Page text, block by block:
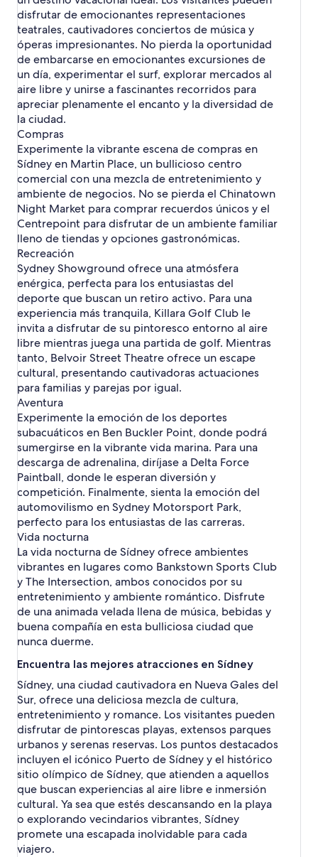
e
l
e
s
n
S
í
d
n
e
s
a
d
S
t
a
r
C
a
i
n
o
l
o
o
h
o
t
e
l
e
s
n
S
í
d
n
e
y
u
e
i
l
h
o
t
l
e
s
S
í
d
n
e
y
l
y
f
i
e
l
d
h
o
t
e
l
s
c
m
h
o
n
s
P
o
n
t
h
o
t
e
e
s
Z
o
n
a
c
o
m
e
r
c
i
a
l
p
i
t
J
u
n
t
i
o
n
h
o
e
l
e
s
a
d
e
H
a
y
m
a
r
k
e
t
o
t
e
l
e
n
a
e
S
t
a
n
m
r
e
h
o
t
e
e
s
g
i
n
a
d
e
C
o
n
c
e
j
o
d
l
a
c
u
d
d
d
e
S
d
n
e
y
h
o
t
e
e
s
p
á
g
i
n
a
d
e
K
i
n
g
C
r
o
s
s
h
t
e
l
e
s
a
p
g
n
a
d
e
a
l
m
a
i
n
o
e
l
e
s
l
a
p
á
g
i
n
a
d
e
S
u
r
y
H
i
l
s
o
t
e
l
e
s
disfrutar de emocionantes representaciones
teatrales, cautivadores conciertos de música y
óperas impresionantes. No pierda la oportunidad
de embarcarse en emocionantes excursiones de
un día, experimentar el surf, explorar mercados al
aire libre y unirse a fascinantes recorridos para
apreciar plenamente el encanto y la diversidad de
la ciudad.
Compras
Experimente la vibrante escena de compras en
Sídney en Martin Place, un bullicioso centro
comercial con una mezcla de entretenimiento y
ambiente de negocios. No se pierda el Chinatown
Night Market para comprar recuerdos únicos y el
Centrepoint para disfrutar de un ambiente familiar
lleno de tiendas y opciones gastronómicas.
Recreación
Sydney Showground ofrece una atmósfera
enérgica, perfecta para los entusiastas del
deporte que buscan un retiro activo. Para una
experiencia más tranquila, Killara Golf Club le
invita a disfrutar de su pintoresco entorno al aire
libre mientras juega una partida de golf. Mientras
tanto, Belvoir Street Theatre ofrece un escape
cultural, presentando cautivadoras actuaciones
para familias y parejas por igual.
Aventura
Experimente la emoción de los deportes
subacuáticos en Ben Buckler Point, donde podrá
sumergirse en la vibrante vida marina. Para una
descarga de adrenalina, diríjase a Delta Force
Paintball, donde le esperan diversión y
competición. Finalmente, sienta la emoción del
automovilismo en Sydney Motorsport Park,
perfecto para los entusiastas de las carreras.
Vida nocturna
La vida nocturna de Sídney ofrece ambientes
vibrantes en lugares como Bankstown Sports Club
y The Intersection, ambos conocidos por su
entretenimiento y ambiente romántico. Disfrute
de una animada velada llena de música, bebidas y
buena compañía en esta bulliciosa ciudad que
nunca duerme.
Encuentra las mejores atracciones en Sídney
Sídney, una ciudad cautivadora en Nueva Gales del
Sur, ofrece una deliciosa mezcla de cultura,
entretenimiento y romance. Los visitantes pueden
disfrutar de pintorescas playas, extensos parques
urbanos y serenas reservas. Los puntos destacados
incluyen el icónico Puerto de Sídney y el histórico
sitio olímpico de Sídney, que atienden a aquellos
que buscan experiencias al aire libre e inmersión
cultural. Ya sea que estés descansando en la playa
o explorando vecindarios vibrantes, Sídney
promete una escapada inolvidable para cada
viajero.